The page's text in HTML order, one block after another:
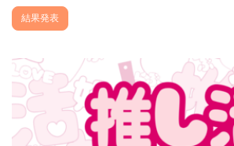
結果発表